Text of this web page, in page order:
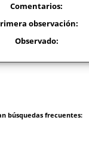
Comentarios:
observación:
Observado:
búsquedas frecuentes: